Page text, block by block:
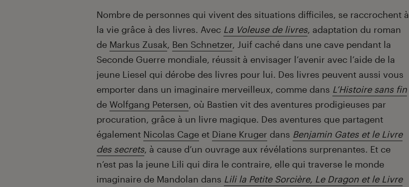
Nombre de personnes qui vivent des situations difficiles, se raccrochent à
la vie grâce à des livres. Avec La Voleuse de livres, adaptation du roman
de Markus Zusak, Ben Schnetzer, Juif caché dans une cave pendant la
Seconde Guerre mondiale, réussit à envisager l’avenir avec l’aide de la
jeune Liesel qui dérobe des livres pour lui. Des livres peuvent aussi vous
emporter dans un imaginaire merveilleux, comme dans L’Histoire sans fin
de Wolfgang Petersen, où Bastien vit des aventures prodigieuses par
procuration, grâce à un livre magique. Des aventures que partagent
également Nicolas Cage et Diane Kruger dans Benjamin Gates et le Livre
des secrets, à cause d’un ouvrage aux révélations surprenantes. Et ce
n’est pas la jeune Lili qui dira le contraire, elle qui traverse le monde
imaginaire de Mandolan dans Lili la Petite Sorcière, Le Dragon et le Livre